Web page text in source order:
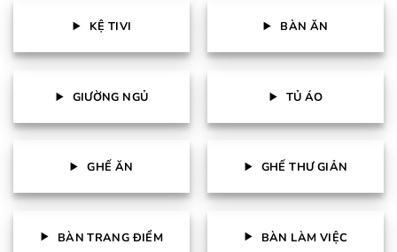
KỆ TIVI BÀN ĂN
GIƯỜNG NGỦ TỦ ÁO
GHẾ ĂN GHẾ THƯ GIẢN
BÀN TRANG ĐIỂM BÀN LÀM VIỆC